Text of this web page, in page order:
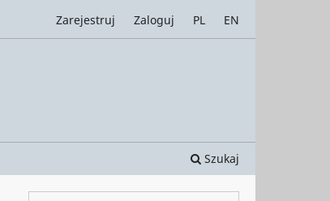
Szukaj
Zarejestruj Zaloguj PL EN